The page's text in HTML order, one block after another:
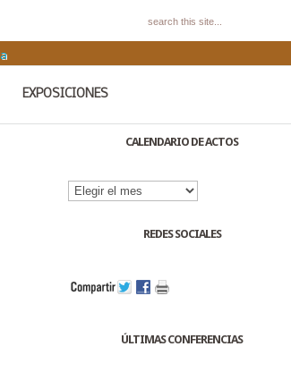
EXPOSICIONES
CALENDARIO DE ACTOS
Calendario
de
REDES SOCIALES
ÚLTIMAS CONFERENCIAS